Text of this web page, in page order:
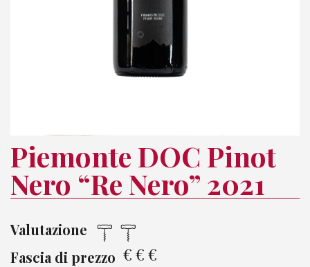
Piemonte DOC Pinot
Nero “Re Nero” 2021
Valutazione
Fascia di prezzo €€€